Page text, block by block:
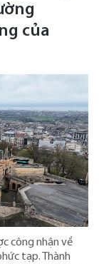
của
công nhận về
tạp. Thành